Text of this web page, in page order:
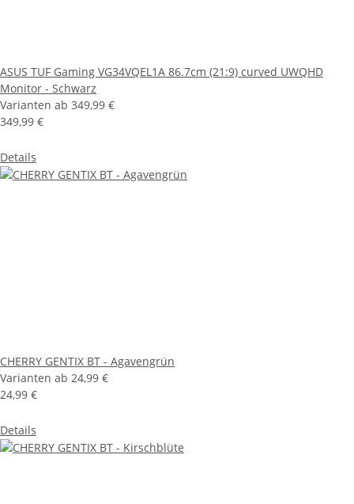
ASUS TUF Gaming VG34VQEL1A 86.7cm (21:9) curved UWQHD
Monitor - Schwarz
Varianten ab 349,99 €
349,99 €
Details
CHERRY GENTIX BT - Agavengrün
Varianten ab 24,99 €
24,99 €
Details